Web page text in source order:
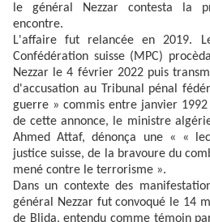
le général Nezzar contesta la
encontre.
L'affaire fut relancée en 2019.
Confédération suisse (MPC)
Nezzar le 4 février 2022 puis
d'accusation au Tribunal pénal
guerre » commis entre janvier
de cette annonce, le ministre
Ahmed Attaf, dénonça une « «
justice suisse, de la bravoure du
mené contre le terrorisme ».
Dans un contexte des
général Nezzar fut convoqué le 14
de Blida, entendu comme témoin